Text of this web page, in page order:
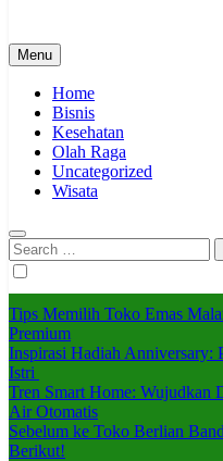
Menu
Home
Bisnis
Kesehatan
Olah Raga
Uncategorized
Wisata
Search
for:
Tips Memilih Toko Emas
Premium
Inspirasi Hadiah Anniversary:
Istri
Tren Smart Home: Wujudkan
Air Otomatis
Sebelum ke Toko Berlian
Berikut!